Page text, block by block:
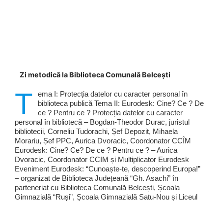
Zi metodică la Biblioteca Comunală Belcești
T
ema I: Protecția datelor cu caracter personal în
biblioteca publică Tema II: Eurodesk: Cine? Ce ? De
ce ? Pentru ce ? Protecția datelor cu caracter
personal în bibliotecă – Bogdan-Theodor Durac, juristul
bibliotecii, Corneliu Tudorachi, Șef Depozit, Mihaela
Morariu, Șef PPC, Aurica Dvoracic, Coordonator CCÎM
Eurodesk: Cine? Ce? De ce ? Pentru ce ? – Aurica
Dvoracic, Coordonator CCIM și Multiplicator Eurodesk
Eveniment Eurodesk: “Cunoaște-te, descoperind Europa!”
– organizat de Biblioteca Județeană “Gh. Asachi” în
parteneriat cu Biblioteca Comunală Belcești, Școala
Gimnazială “Ruși”, Școala Gimnazială Satu-Nou și Liceul